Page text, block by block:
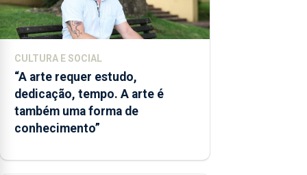
CULTURA E SOCIAL
“A arte requer estudo,
dedicação, tempo. A arte é
também uma forma de
conhecimento”